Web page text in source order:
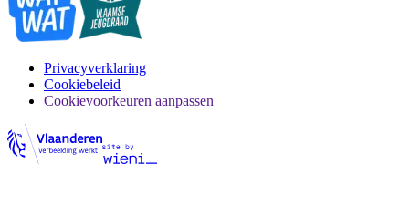
Privacyverklaring
Cookiebeleid
Cookievoorkeuren aanpassen